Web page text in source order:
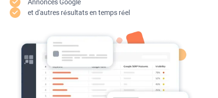
Annonces Google
et d'autres résultats en temps réel